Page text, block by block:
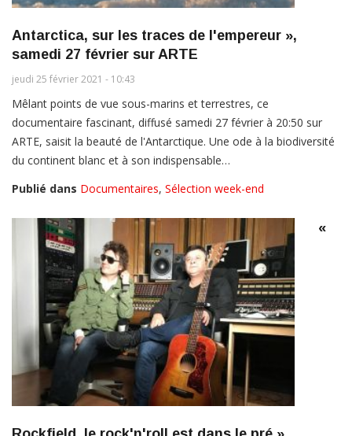
Antarctica, sur les traces de l'empereur »,
samedi 27 février sur ARTE
jeudi 25 février 2021 - 10:43
Mêlant points de vue sous-marins et terrestres, ce
documentaire fascinant, diffusé samedi 27 février à 20:50 sur
ARTE, saisit la beauté de l'Antarctique. Une ode à la biodiversité
du continent blanc et à son indispensable…
Publié dans Documentaires, Sélection week-end
«